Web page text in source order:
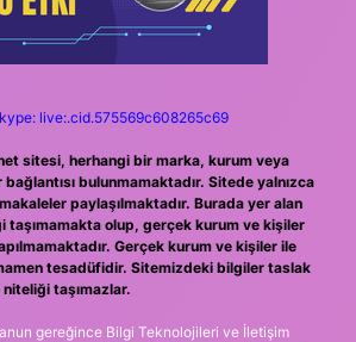
live:.cid.575569c608265c69
sitesi, herhangi bir marka, kurum veya
bulunmamaktadır. Sitede yalnızca
makaleler paylaşılmaktadır. Burada yer alan
taşımamakta olup, gerçek kurum ve kişiler
Gerçek kurum ve kişiler ile
tesadüfidir. Sitemizdeki bilgiler taslak
taşımazlar.
gereğince Bilgi Teknolojileri ve İletişim